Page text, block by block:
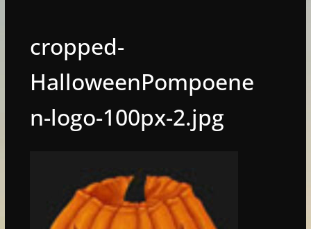
cropped-
HalloweenPompoene
n-logo-100px-2.jpg